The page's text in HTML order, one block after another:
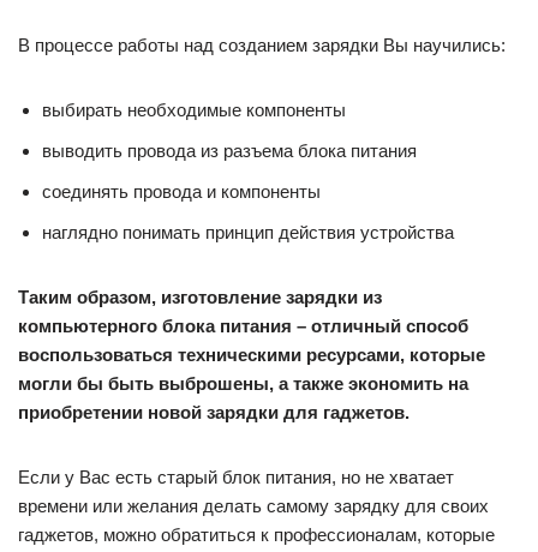
В процессе работы над созданием зарядки Вы научились:
выбирать необходимые компоненты
выводить провода из разъема блока питания
соединять провода и компоненты
наглядно понимать принцип действия устройства
Таким образом, изготовление зарядки из
компьютерного блока питания – отличный способ
воспользоваться техническими ресурсами, которые
могли бы быть выброшены, а также экономить на
приобретении новой зарядки для гаджетов.
Если у Вас есть старый блок питания, но не хватает
времени или желания делать самому зарядку для своих
гаджетов, можно обратиться к профессионалам, которые